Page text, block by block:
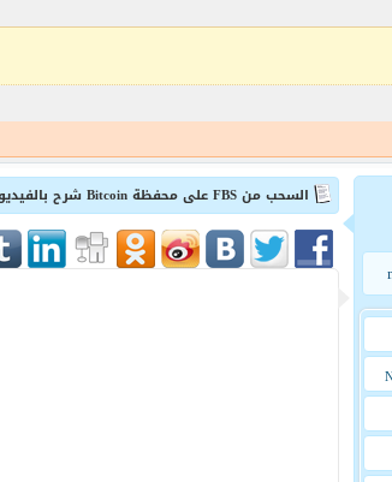
السحب من FBS على محفظة Bitcoin شرح بالفيديو